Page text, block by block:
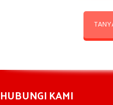
HUBUNGI KAMI